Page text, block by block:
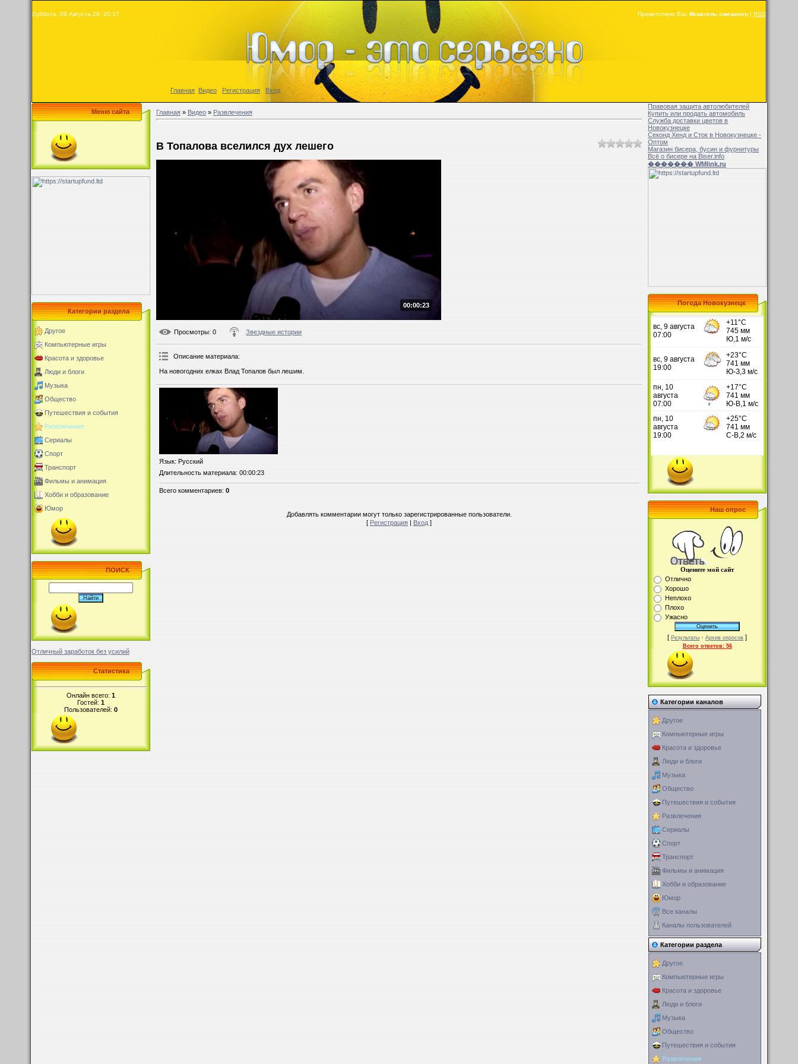
Суббота, 08.Августа.26, 20:17 Приветствую Вас Искатель смешного | RSS
Главная Видео Регистрация Вход
Меню сайта
Категории раздела
Другое
Компьютерные игры
Красота и здоровье
Люди и блоги
Музыка
Общество
Путешествия и события
Развлечения
Сериалы
Спорт
Транспорт
Фильмы и анимация
Хобби и образование
Юмор
ПОИСК
Отличный заработок без усилий
Статистика
Онлайн всего: 1
Гостей: 1
Пользователей: 0
Главная»Видео»Развлечения
В Топалова вселился дух лешего
00:00:23
Просмотры: 0 Звездные истории
Описание материала:
На новогодних елках Влад Топалов был лешим.
Язык: Русский
Длительность материала: 00:00:23
Всего комментариев:0
Добавлять комментарии могут только зарегистрированные пользователи.
[Регистрация|Вход]
Правовая защита автолюбителей
Купить или продать автомобиль
Служба доставки цветов в
Новокузнецке
Секонд Хенд и Сток в Новокузнецке -
Оптом
Магазин бисера, бусин и фурнитуры
Всё о бисере на Biser.info
������� WMlink.ru
Погода Новокузнецк
Наш опрос
Оцените мой сайт
Отлично
Хорошо
Неплохо
Плохо
Ужасно
[ Результаты · Архив опросов ]
Всего ответов: 56
Категории каналов
Другое
Компьютерные игры
Красота и здоровье
Люди и блоги
Музыка
Общество
Путешествия и события
Развлечения
Сериалы
Спорт
Транспорт
Фильмы и анимация
Хобби и образование
Юмор
Все каналы
Каналы пользователей
Категории раздела
Другое
Компьютерные игры
Красота и здоровье
Люди и блоги
Музыка
Общество
Путешествия и события
Развлечения